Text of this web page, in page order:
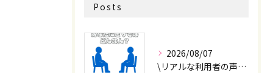
Posts
2026/08/07
\リアルな利用者の声📣/